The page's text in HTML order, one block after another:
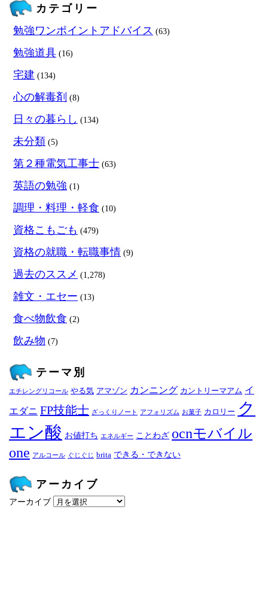
カテゴリー
勉強ワンポイントアドバイス (63)
勉強道具 (16)
宅建 (134)
心の解毒剤 (8)
日々の暮らし (134)
未分類 (5)
第２種電気工事士 (63)
英語の勉強 (1)
調理・料理・軽食 (10)
資格こもごも (479)
資格の就職・転職事情 (9)
過去のススメ (1,278)
雑文・エセー (13)
食べ物飲食 (2)
飲み物 (7)
テーマ別
エチレングリコール やる気 アマゾン カンニング カントリーマアム イ
エダニ FP技能士 ざっくりノート アフォリズム お菓子 カロリー ク
エン酸 お値打ち エネルギー ことわざ ocnモバイル
one アルコール ぐじぐじ brita できる・できない
アーカイブ
アーカイブ